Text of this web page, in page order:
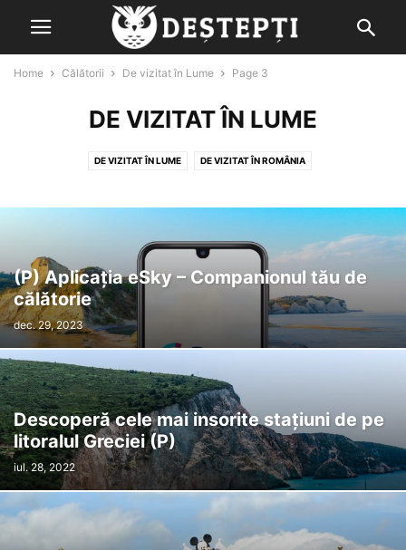
Home Călătorii De vizitat în Lume Page 3
DE VIZITAT ÎN LUME
DE VIZITAT ÎN LUME DE VIZITAT ÎN ROMÂNIA
(P) Aplicația eSky – Companionul tău de
călătorie
dec. 29, 2023
Descoperă cele mai insorite stațiuni de pe
litoralul Greciei (P)
iul. 28, 2022